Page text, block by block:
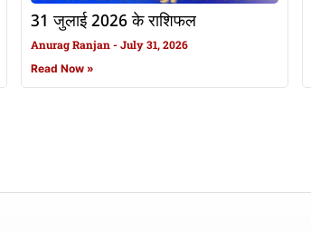
31 जुलाई 2026 के राशिफल
Anurag Ranjan July 31, 2026
Read Now »